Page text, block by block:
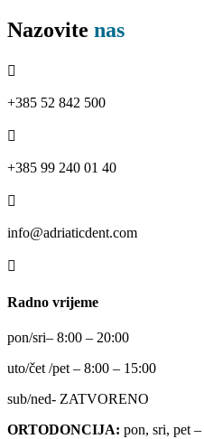
Nazovite nas

+385 52 842 500

+385 99 240 01 40

info@adriaticdent.com

Radno vrijeme
pon/sri– 8:00 – 20:00
uto/čet /pet – 8:00 – 15:00
sub/ned- ZATVORENO
ORTODONCIJA: pon, sri, pet –